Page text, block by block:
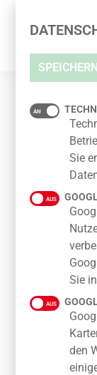
Die Vorfreude
2026 steigt –
WM-Fieber
unserem
Besuchen Sie
liebevoll
Tipp auf den
ab. Mit etwas
Wert von bis
Sie
Sie
den
SPEICHERN